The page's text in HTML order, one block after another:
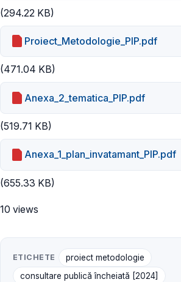
(294.22 KB)
Proiect_Metodologie_PIP.pdf
(471.04 KB)
Anexa_2_tematica_PIP.pdf
(519.71 KB)
Anexa_1_plan_invatamant_PIP.pdf
(655.33 KB)
10 views
ETICHETE
proiect metodologie
consultare publică încheiată [2024]